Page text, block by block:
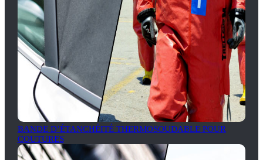
BANDE D’ÉTANCHÉITÉ THERMOSOUDABLE POUR
COUTURES